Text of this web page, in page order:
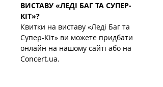
ВИСТАВУ «ЛЕДІ БАГ ТА СУПЕР-
КІТ»?
Квитки на виставу «Леді Баг та
Супер-Кіт» ви можете придбати
онлайн на нашому сайті або на
Concert.ua.